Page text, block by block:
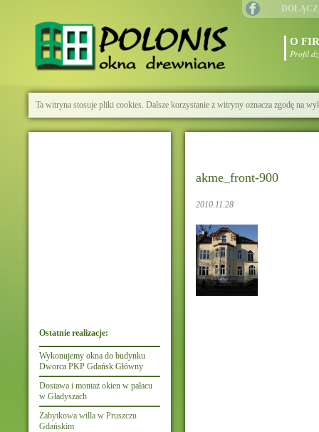
O
Profil
Ta witryna stosuje pliki cookies. Dalsze korzystanie z witryny oznacza zgodę na
Ostatnie realizacje:
Wykonujemy okna do budynku
Dworca PKP Gdańsk Główny
Dostawa i montaż okien w pałacu
w Gładyszach
Zabytkowa willa w Pruszczu
Gdańskim
akme_front-900
2010.11.28